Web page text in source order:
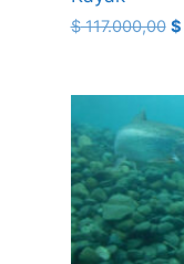
$117.000,00 $